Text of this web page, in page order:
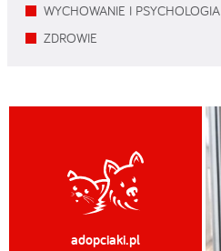
WYCHOWANIE I PSYCHOLOGIA
ZDROWIE
adopciaki.pl